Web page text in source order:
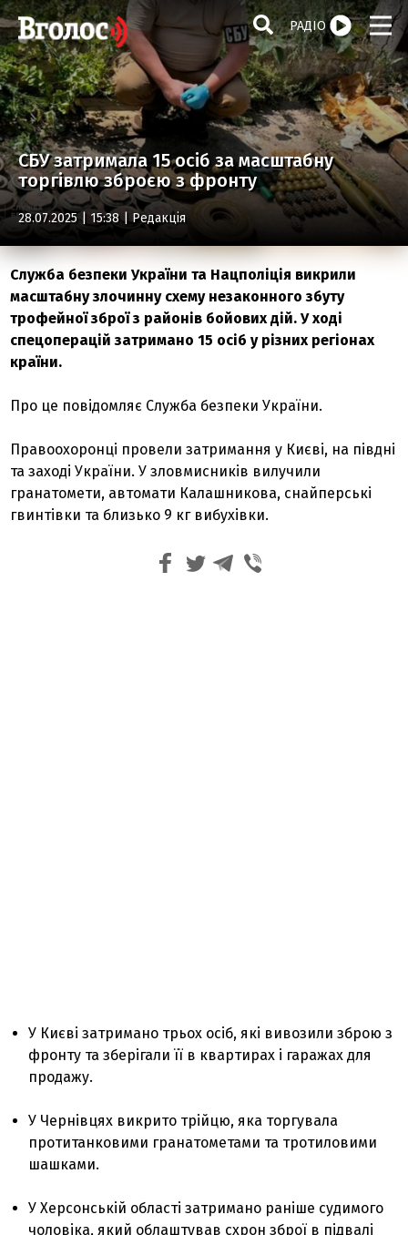
РАДІО
СБУ затримала 15 осіб за масштабну
торгівлю зброєю з фронту
28.07.2025 | 15:38 |Редакція
Служба безпеки України та Нацполіція викрили
масштабну злочинну схему незаконного збуту
трофейної зброї з районів бойових дій. У ході
спецоперацій затримано 15 осіб у різних регіонах
країни.
Про це повідомляє Служба безпеки України.
Правоохоронці провели затримання у Києві, на півдні
та заході України. У зловмисників вилучили
гранатомети, автомати Калашникова, снайперські
гвинтівки та близько 9 кг вибухівки.
У Києві затримано трьох осіб, які вивозили зброю з
фронту та зберігали її в квартирах і гаражах для
продажу.
У Чернівцях викрито трійцю, яка торгувала
протитанковими гранатометами та тротиловими
шашками.
У Херсонській області затримано раніше судимого
чоловіка, який облаштував схрон зброї в підвалі